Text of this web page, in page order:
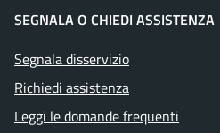
SEGNALA O CHIEDI ASSISTENZA
Segnala disservizio
Richiedi assistenza
Leggi le domande frequenti